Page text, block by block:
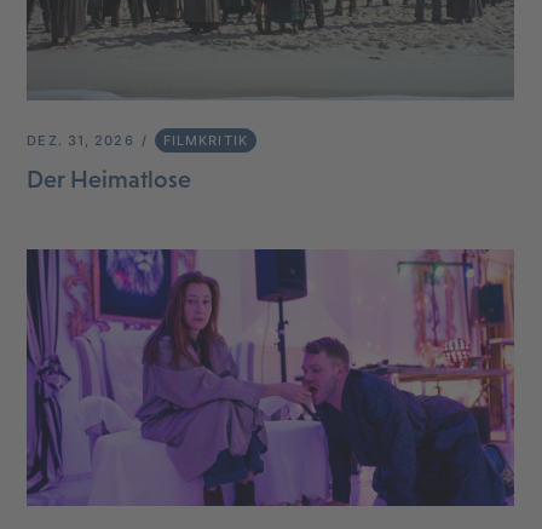
DEZ. 31, 2026 FILMKRITIK
Der Heimatlose